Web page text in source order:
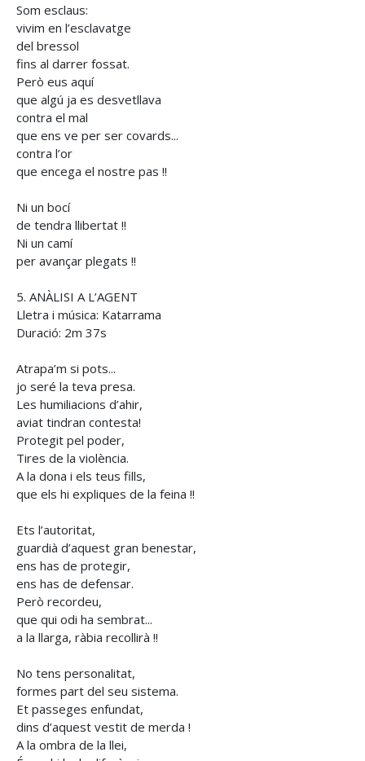
Som esclaus:
vivim en l’esclavatge
del bressol
fins al darrer fossat.
Però eus aquí
que algú ja es desvetllava
contra el mal
que ens ve per ser covards...
contra l’or
que encega el nostre pas !!
Ni un bocí
de tendra llibertat !!
Ni un camí
per avançar plegats !!
5. ANÀLISI A L’AGENT
Lletra i música: Katarrama
Duració: 2m 37s
Atrapa’m si pots...
jo seré la teva presa.
Les humiliacions d’ahir,
aviat tindran contesta!
Protegit pel poder,
Tires de la violència.
A la dona i els teus fills,
que els hi expliques de la feina !!
Ets l’autoritat,
guardià d’aquest gran benestar,
ens has de protegir,
ens has de defensar.
Però recordeu,
que qui odi ha sembrat...
a la llarga, ràbia recollirà !!
No tens personalitat,
formes part del seu sistema.
Et passeges enfundat,
dins d’aquest vestit de merda !
A la ombra de la llei,